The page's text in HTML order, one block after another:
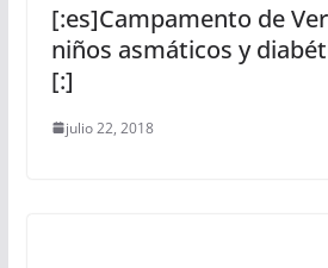
[:es]Campamento de
niños asmáticos y
[:]
julio 22, 2018